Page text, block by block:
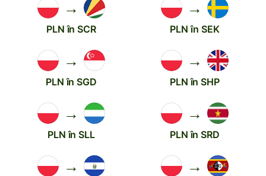
→
PLN în SCR
→
PLN în SEK
→
PLN în SGD
→
PLN în SHP
→
PLN în SLL
→
PLN în SRD
→ →